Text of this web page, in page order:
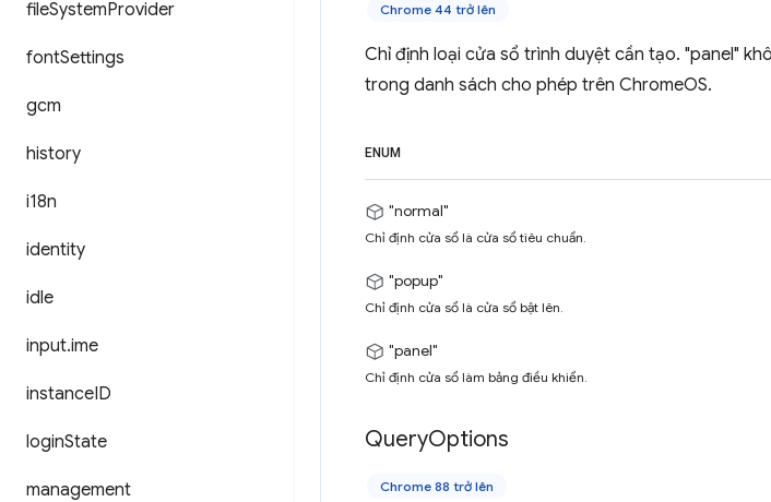
fileSystemProvider
fontSettings
gcm
history
i18n
identity
idle
input.ime
instanceID
loginState
management
Chrome 44 trở lên
Chỉ định loại cửa sổ trình duyệt cần tạo. "panel"
trong danh sách cho phép trên ChromeOS.
ENUM
"normal"
Chỉ định cửa sổ là cửa sổ tiêu chuẩn.
"popup"
Chỉ định cửa sổ là cửa sổ bật lên.
"panel"
Chỉ định cửa sổ làm bảng điều khiển.
QueryOptions
Chrome 88 trở lên